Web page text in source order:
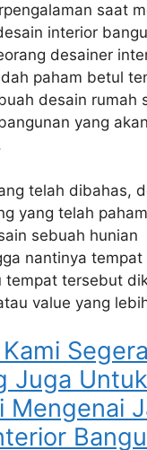
saat
interior
desainer
paham betul
desain rumah
yang
telah dibahas,
yang telah
sebuah hunian
nantinya tempat
tempat tersebut
value yang
Segera
Juga Untuk
Mengenai